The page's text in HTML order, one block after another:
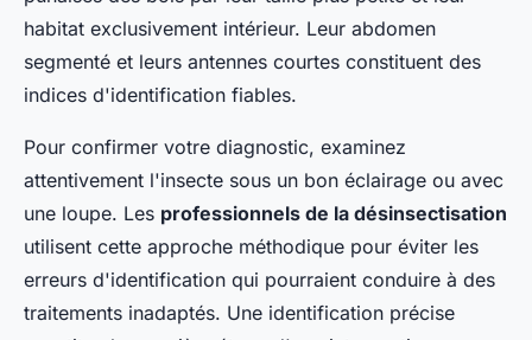
habitat exclusivement intérieur. Leur abdomen
segmenté et leurs antennes courtes constituent des
indices d'identification fiables.
Pour confirmer votre diagnostic, examinez
attentivement l'insecte sous un bon éclairage ou avec
une loupe. Les professionnels de la désinsectisation
utilisent cette approche méthodique pour éviter les
erreurs d'identification qui pourraient conduire à des
traitements inadaptés. Une identification précise